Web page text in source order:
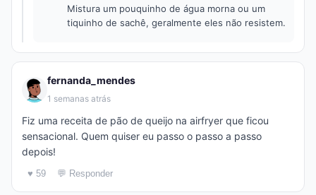
Mistura um pouquinho de água morna ou um
tiquinho de sachê, geralmente eles não resistem.
fernanda_mendes
1 semanas atrás
Fiz uma receita de pão de queijo na airfryer que ficou
sensacional. Quem quiser eu passo o passo a passo
depois!
♥ 59 💬 Responder